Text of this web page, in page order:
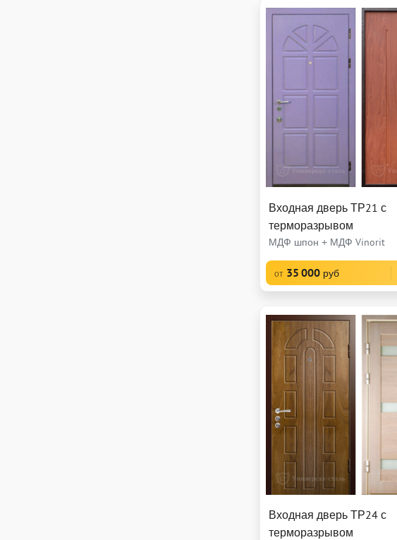
Входная дверь ТР21 с
терморазрывом
МДФ шпон + МДФ Vinorit
от 35 000 руб
Входная дверь ТР24 с
терморазрывом